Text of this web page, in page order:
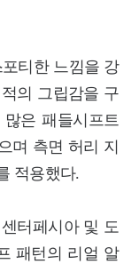
티한 느낌을 강
의 그립감을 구
은 패들시프트
며 측면 허리 지
적용했다.
터페시아 및 도
패턴의 리얼 알